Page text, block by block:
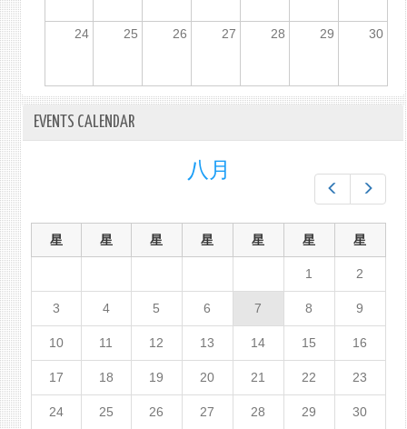
24 25 26 27 28 29 30
EVENTS CALENDAR
八月
星 星 星 星 星 星 星
1 2
3 4 5 6 7 8 9
10 11 12 13 14 15 16
17 18 19 20 21 22 23
24 25 26 27 28 29 30